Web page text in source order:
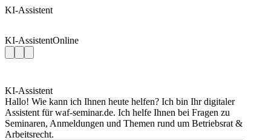
KI-Assistent
KI-AssistentOnline
KI-Assistent
Hallo! Wie kann ich Ihnen heute helfen? Ich bin Ihr digitaler
Assistent für waf-seminar.de. Ich helfe Ihnen bei Fragen zu
Seminaren, Anmeldungen und Themen rund um Betriebsrat &
Arbeitsrecht.